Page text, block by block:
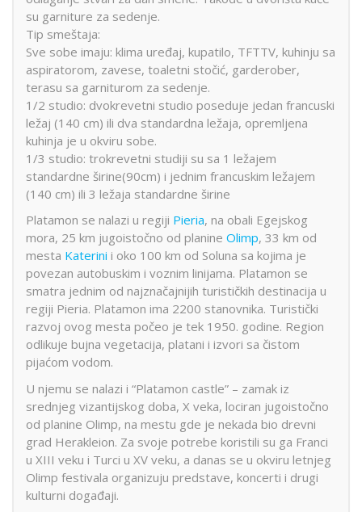
su garniture za sedenje.
Tip smeštaja:
Sve sobe imaju: klima uređaj, kupatilo, TFTTV, kuhinju sa
aspiratorom, zavese, toaletni stočić, garderober,
terasu sa garniturom za sedenje.
1/2 studio: dvokrevetni studio poseduje jedan francuski
ležaj (140 cm) ili dva standardna ležaja, opremljena
kuhinja je u okviru sobe.
1/3 studio: trokrevetni studiji su sa 1 ležajem
standardne širine(90cm) i jednim francuskim ležajem
(140 cm) ili 3 ležaja standardne širine
Platamon se nalazi u regiji Pieria, na obali Egejskog
mora, 25 km jugoistočno od planine Olimp, 33 km od
mesta Katerini i oko 100 km od Soluna sa kojima je
povezan autobuskim i voznim linijama. Platamon se
smatra jednim od najznačajnijih turističkih destinacija u
regiji Pieria. Platamon ima 2200 stanovnika. Turistički
razvoj ovog mesta počeo je tek 1950. godine. Region
odlikuje bujna vegetacija, platani i izvori sa čistom
pijaćom vodom.
U njemu se nalazi i “Platamon castle” – zamak iz
srednjeg vizantijskog doba, X veka, lociran jugoistočno
od planine Olimp, na mestu gde je nekada bio drevni
grad Herakleion. Za svoje potrebe koristili su ga Franci
u XIII veku i Turci u XV veku, a danas se u okviru letnjeg
Olimp festivala organizuju predstave, koncerti i drugi
kulturni događaji.